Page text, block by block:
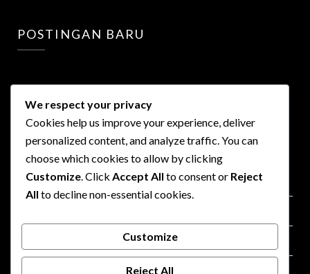
POSTINGAN BARU
LINKS
Privacy Policy
We respect your privacy
Cookies help us improve your experience, deliver
personalized content, and analyze traffic. You can
choose which cookies to allow by clicking
Customize . Click Accept All to consent or Reject
All to decline non-essential cookies.
Customize
Reject All